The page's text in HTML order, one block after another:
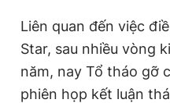
Liên quan đến việc
Star, sau nhiều vòng
năm, nay Tổ tháo gỡ
phiên họp kết luận